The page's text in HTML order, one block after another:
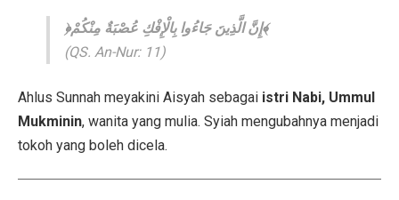
﴿إِنَّ الَّذِينَ جَاءُوا بِالْإِفْكِ عُصْبَةٌ مِنْكُمْ﴾
(QS. An-Nur: 11)
Ahlus Sunnah meyakini Aisyah sebagai istri Nabi, Ummul
Mukminin, wanita yang mulia. Syiah mengubahnya menjadi
tokoh yang boleh dicela.